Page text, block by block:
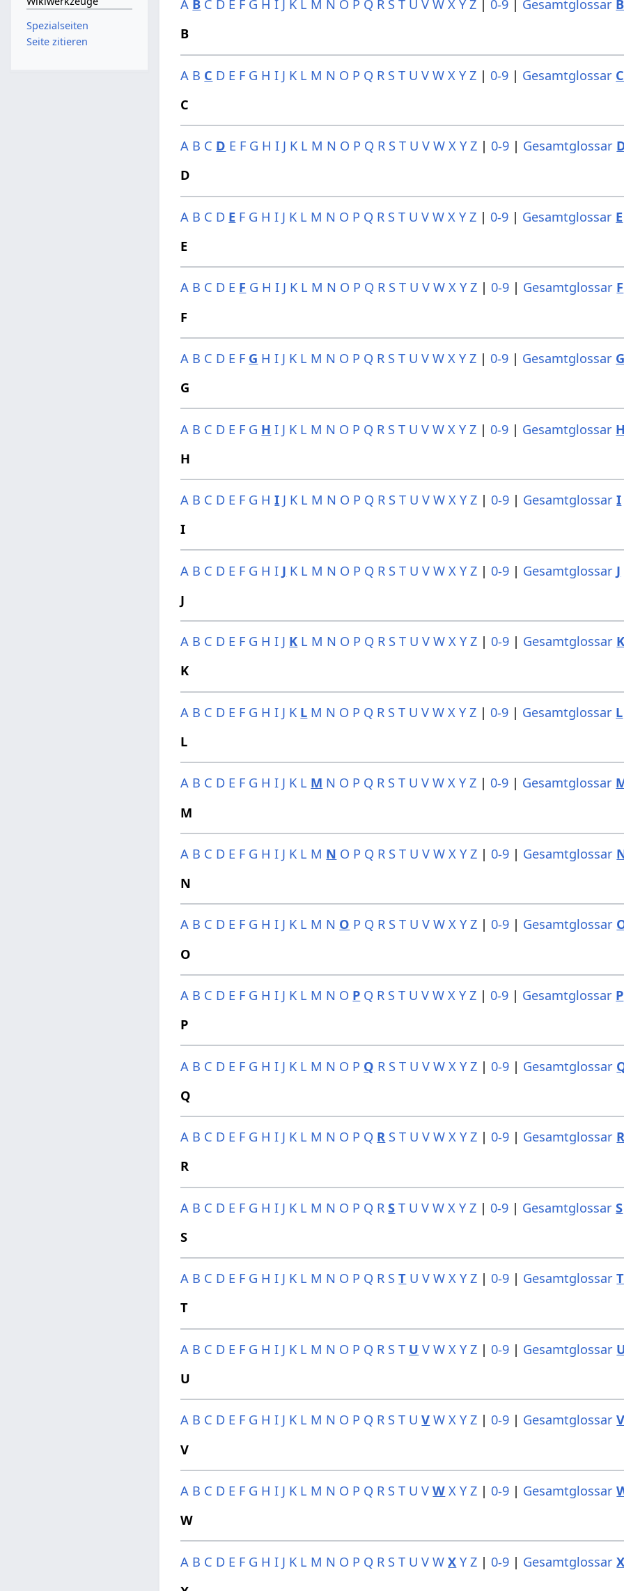
A B C D E F G H I J K L M N O P Q R S T U V W X Y Z | 0-9 | Gesamtglossar B
B
A B C D E F G H I J K L M N O P Q R S T U V W X Y Z | 0-9 | Gesamtglossar C
C
A B C D E F G H I J K L M N O P Q R S T U V W X Y Z | 0-9 | Gesamtglossar
D
A B C D E F G H I J K L M N O P Q R S T U V W X Y Z | 0-9 | Gesamtglossar E
E
A B C D E F G H I J K L M N O P Q R S T U V W X Y Z | 0-9 | Gesamtglossar F
F
A B C D E F G H I J K L M N O P Q R S T U V W X Y Z | 0-9 | Gesamtglossar G
G
A B C D E F G H I J K L M N O P Q R S T U V W X Y Z | 0-9 | Gesamtglossar H
H
A B C D E F G H I J K L M N O P Q R S T U V W X Y Z | 0-9 | GesamtglossarI
I
A B C D E F G H I J K L M N O P Q R S T U V W X Y Z | 0-9 | Gesamtglossar J
J
A B C D E F G H I J K L M N O P Q R S T U V W X Y Z | 0-9 | Gesamtglossar K
K
A B C D E F G H I J K L M N O P Q R S T U V W X Y Z | 0-9 | Gesamtglossar L
L
A B C D E F G H I J K L M N O P Q R S T U V W X Y Z | 0-9 | Gesamtglossar
M
A B C D E F G H I J K L M N O P Q R S T U V W X Y Z | 0-9 | Gesamtglossar
N
A B C D E F G H I J K L M N O P Q R S T U V W X Y Z | 0-9 | Gesamtglossar
O
A B C D E F G H I J K L M N O P Q R S T U V W X Y Z | 0-9 | Gesamtglossar P
P
A B C D E F G H I J K L M N O P Q R S T U V W X Y Z | 0-9 | Gesamtglossar
Q
A B C D E F G H I J K L M N O P Q R S T U V W X Y Z | 0-9 | Gesamtglossar R
R
A B C D E F G H I J K L M N O P Q R S T U V W X Y Z | 0-9 | GesamtglossarS
S
A B C D E F G H I J K L M N O P Q R S T U V W X Y Z | 0-9 | GesamtglossarT
T
A B C D E F G H I J K L M N O P Q R S T U V W X Y Z | 0-9 | Gesamtglossar
U
A B C D E F G H I J K L M N O P Q R S T U V W X Y Z | 0-9 | GesamtglossarV
V
A B C D E F G H I J K L M N O P Q R S T U V W X Y Z | 0-9 | Gesamtglossar
W
A B C D E F G H I J K L M N O P Q R S T U V W X Y Z | 0-9 | GesamtglossarX
Spezialseiten
Seite zitieren